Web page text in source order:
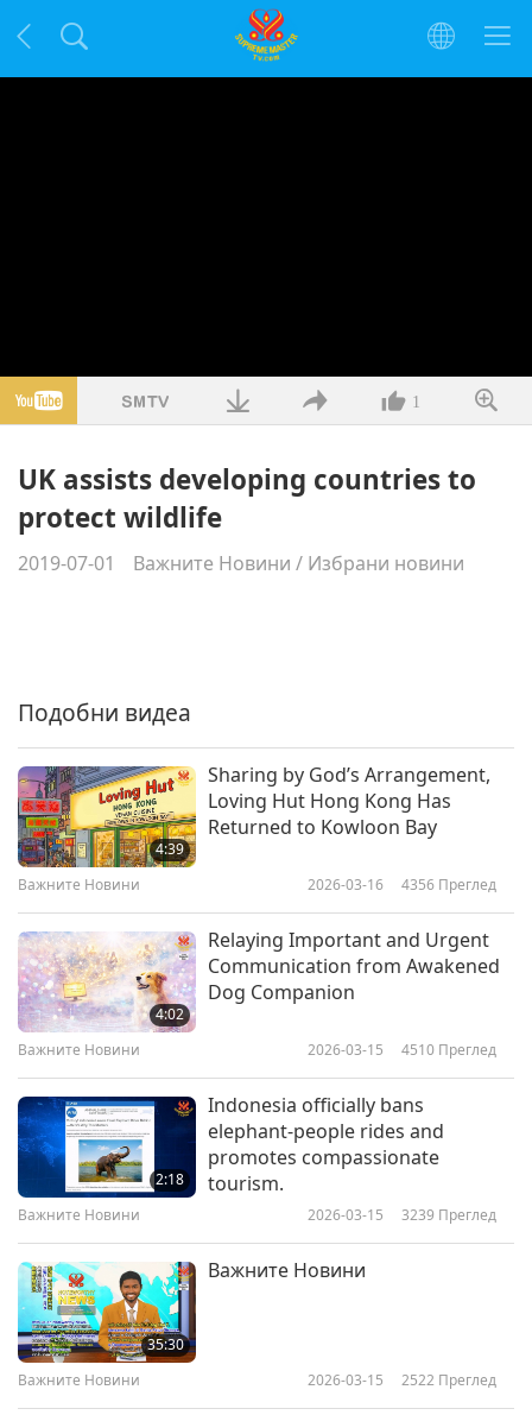
1
UK assists developing countries to
protect wildlife
2019-07-01 Важните Новини / Избрани новини
Подобни видеа
4:39
Sharing by God’s Arrangement,
Loving Hut Hong Kong Has
Returned to Kowloon Bay
Важните Новини 2026-03-16 4356 Преглед
4:02
Relaying Important and Urgent
Communication from Awakened
Dog Companion
Важните Новини 2026-03-15 4510 Преглед
2:18
Indonesia officially bans
elephant-people rides and
promotes compassionate
tourism.
Важните Новини 2026-03-15 3239 Преглед
35:30
Важните Новини
Важните Новини 2026-03-15 2522 Преглед